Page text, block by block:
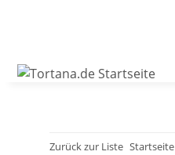
Zurück zur Liste Startseite